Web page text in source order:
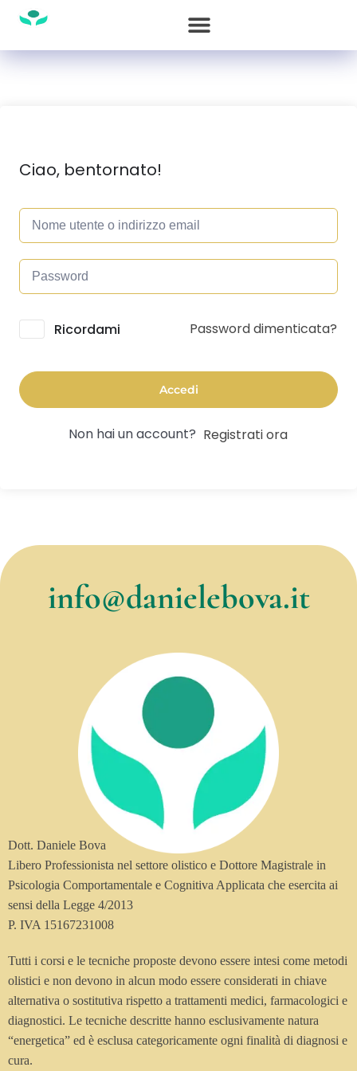
Ciao, bentornato!
Alternative:
Ricordami Password dimenticata?
Accedi
Non hai un account? Registrati ora
info@danielebova.it
Dott. Daniele Bova
Libero Professionista nel settore olistico e Dottore Magistrale in
Psicologia Comportamentale e Cognitiva Applicata che esercita ai
sensi della Legge 4/2013
P. IVA 15167231008
Tutti i corsi e le tecniche proposte devono essere intesi come metodi
olistici e non devono in alcun modo essere considerati in chiave
alternativa o sostitutiva rispetto a trattamenti medici, farmacologici e
diagnostici. Le tecniche descritte hanno esclusivamente natura
“energetica” ed è esclusa categoricamente ogni finalità di diagnosi e
cura.